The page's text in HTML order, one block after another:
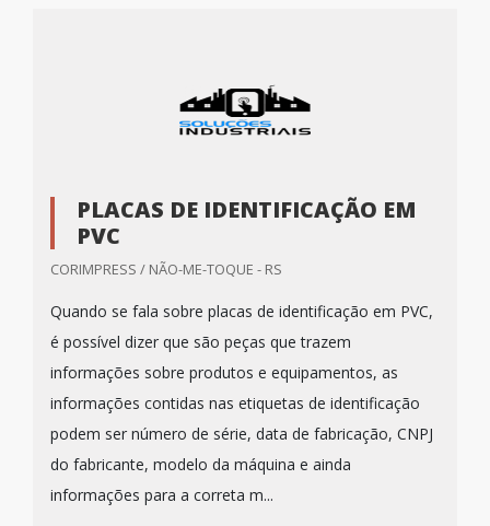
PLACAS DE IDENTIFICAÇÃO EM
PVC
CORIMPRESS / NÃO-ME-TOQUE - RS
Quando se fala sobre placas de identificação em PVC,
é possível dizer que são peças que trazem
informações sobre produtos e equipamentos, as
informações contidas nas etiquetas de identificação
podem ser número de série, data de fabricação, CNPJ
do fabricante, modelo da máquina e ainda
informações para a correta m...